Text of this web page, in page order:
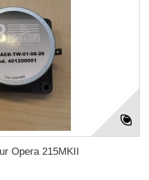
Opera 215MKII